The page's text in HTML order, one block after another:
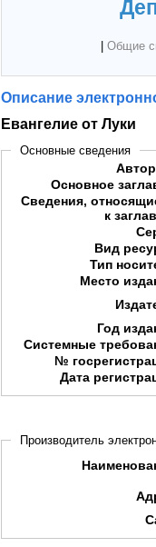
Общие
Описание
Евангелие от Луки
Основные сведения
Основное
Сведения,
к
Вид
Тип
Место
Год
Системные
№
Дата
Производитель